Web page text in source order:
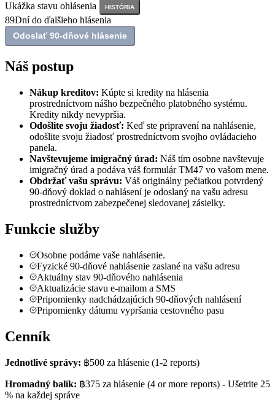
Ukážka stavu ohlásenia HISTÓRIA
89Dní do ďalšieho hlásenia
Odoslať 90-dňové hlásenie
Náš postup
Nákup kreditov: Kúpte si kredity na hlásenia
prostredníctvom nášho bezpečného platobného systému.
Kredity nikdy nevypršia.
Odošlite svoju žiadosť: Keď ste pripravení na nahlásenie,
odošlite svoju žiadosť prostredníctvom svojho ovládacieho
panela.
Navštevujeme imigračný úrad: Náš tím osobne navštevuje
imigračný úrad a podáva váš formulár TM47 vo vašom mene.
Obdržať vašu správu: Váš originálny pečiatkou potvrdený
90‑dňový doklad o nahlásení je odoslaný na vašu adresu
prostredníctvom zabezpečenej sledovanej zásielky.
Funkcie služby
Osobne podáme vaše nahlásenie.
Fyzické 90-dňové nahlásenie zaslané na vašu adresu
Aktuálny stav 90‑dňového nahlásenia
Aktualizácie stavu e-mailom a SMS
Pripomienky nadchádzajúcich 90-dňových nahlásení
Pripomienky dátumu vypršania cestovného pasu
Cenník
Jednotlivé správy: ฿500 za hlásenie (1-2 reports)
Hromadný balík: ฿375 za hlásenie (4 or more reports) - Ušetrite 25
% na každej správe